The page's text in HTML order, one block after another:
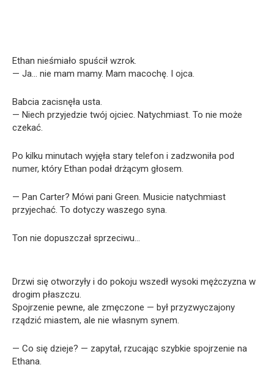
Ethan nieśmiało spuścił wzrok.
— Ja… nie mam mamy. Mam macochę. I ojca.
Babcia zacisnęła usta.
— Niech przyjedzie twój ojciec. Natychmiast. To nie może
czekać.
Po kilku minutach wyjęła stary telefon i zadzwoniła pod
numer, który Ethan podał drżącym głosem.
— Pan Carter? Mówi pani Green. Musicie natychmiast
przyjechać. To dotyczy waszego syna.
Ton nie dopuszczał sprzeciwu…
Drzwi się otworzyły i do pokoju wszedł wysoki mężczyzna w
drogim płaszczu.
Spojrzenie pewne, ale zmęczone — był przyzwyczajony
rządzić miastem, ale nie własnym synem.
— Co się dzieje? — zapytał, rzucając szybkie spojrzenie na
Ethana.